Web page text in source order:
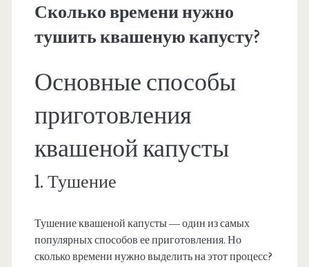
Сколько времени нужно
тушить квашеную капусту?
Основные способы
приготовления
квашеной капусты
1. Тушение
Тушение квашеной капусты — один из самых
популярных способов ее приготовления. Но
сколько времени нужно выделить на этот процесс?